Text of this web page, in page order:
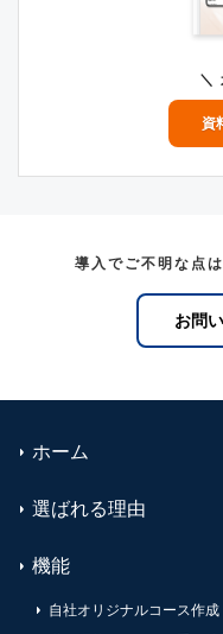
資
導入でご不明な点
お問
ホーム
選ばれる理由
機能
自社オリジナルコース作成